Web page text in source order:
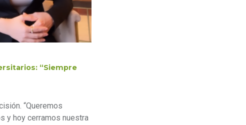
“Siempre
“Queremos
y hoy cerramos nuestra